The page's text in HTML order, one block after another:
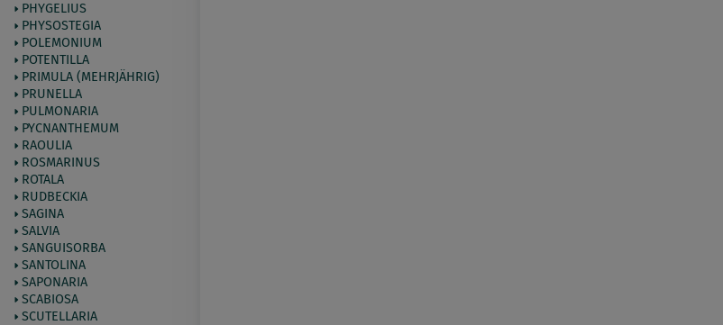
PHYGELIUS
PHYSOSTEGIA
POLEMONIUM
POTENTILLA
PRIMULA (MEHRJÄHRIG)
PRUNELLA
PULMONARIA
PYCNANTHEMUM
RAOULIA
ROSMARINUS
ROTALA
RUDBECKIA
SAGINA
SALVIA
SANGUISORBA
SANTOLINA
SAPONARIA
SCABIOSA
SCUTELLARIA